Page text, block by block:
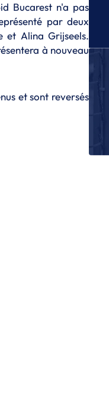
Bucarest n'a pas
par deux
et Alina Grijseels.
à nouveau
et sont reversés